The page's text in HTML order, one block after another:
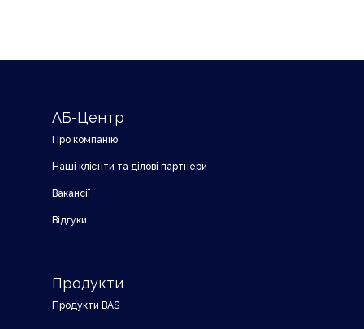
АБ-Центр
Про компанію
Наші клієнти та ділові партнери
Вакансії
Відгуки
Продукти
Продукти BAS